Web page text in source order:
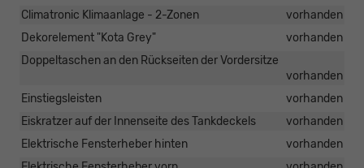
Climatronic Klimaanlage - 2-Zonen
vorhanden
Dekorelement "Kota Grey"
vorhanden
Doppeltaschen an den Rückseiten der Vordersitze
vorhanden
Einstiegsleisten
vorhanden
Eiskratzer auf der Innenseite des Tankdeckels
vorhanden
Elektrische Fensterheber hinten
vorhanden